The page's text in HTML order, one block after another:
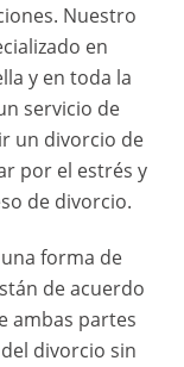
Nuestro
en
y en toda la
servicio de
un divorcio de
por el estrés y
de divorcio.
forma de
de acuerdo
ambas partes
divorcio sin